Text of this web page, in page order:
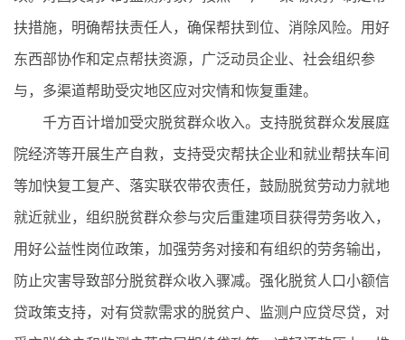
扶措施，明确帮扶责任人，确保帮扶到位、消除风险。用好
东西部协作和定点帮扶资源，广泛动员企业、社会组织参
与，多渠道帮助受灾地区应对灾情和恢复重建。
千方百计增加受灾脱贫群众收入。支持脱贫群众发展庭
院经济等开展生产自救，支持受灾帮扶企业和就业帮扶车间
等加快复工复产、落实联农带农责任，鼓励脱贫劳动力就地
就近就业，组织脱贫群众参与灾后重建项目获得劳务收入，
用好公益性岗位政策，加强劳务对接和有组织的劳务输出，
防止灾害导致部分脱贫群众收入骤减。强化脱贫人口小额信
贷政策支持，对有贷款需求的脱贫户、监测户应贷尽贷，对